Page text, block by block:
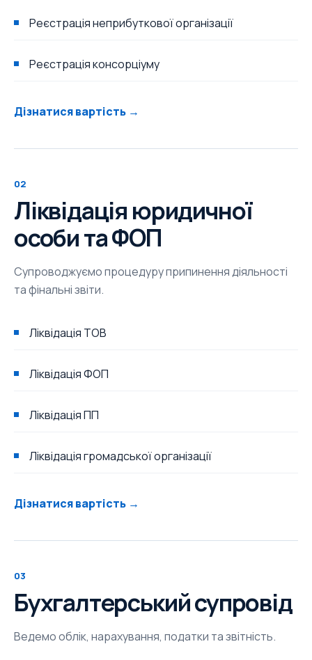
Реєстрація неприбуткової організації
Реєстрація консорціуму
Дізнатися вартість →
02
Ліквідація юридичної
особи та ФОП
Супроводжуємо процедуру припинення діяльності
та фінальні звіти.
Ліквідація ТОВ
Ліквідація ФОП
Ліквідація ПП
Ліквідація громадської організації
Дізнатися вартість →
03
Бухгалтерський супровід
Ведемо облік, нарахування, податки та звітність.